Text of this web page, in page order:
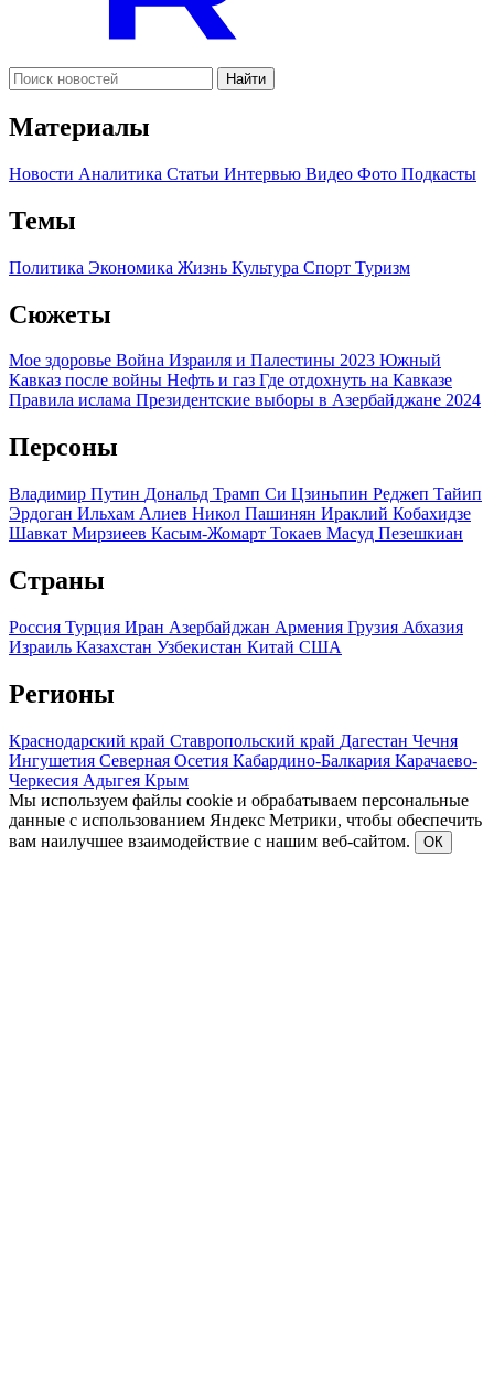
Найти
Материалы
Новости Аналитика Статьи Интервью Видео Фото Подкасты
Темы
Политика Экономика Жизнь Культура Спорт Туризм
Сюжеты
Мое здоровье Война Израиля и Палестины 2023 Южный
Кавказ после войны Нефть и газ Где отдохнуть на Кавказе
Правила ислама Президентские выборы в Азербайджане 2024
Персоны
Владимир Путин Дональд Трамп Си Цзиньпин Реджеп Тайип
Эрдоган Ильхам Алиев Никол Пашинян Ираклий Кобахидзе
Шавкат Мирзиеев Касым-Жомарт Токаев Масуд Пезешкиан
Страны
Россия Турция Иран Азербайджан Армения Грузия Абхазия
Израиль Казахстан Узбекистан Китай США
Регионы
Краснодарский край Ставропольский край Дагестан Чечня
Ингушетия Северная Осетия Кабардино-Балкария Карачаево-
Черкесия Адыгея Крым
Мы используем файлы cookie и обрабатываем персональные
данные с использованием Яндекс Метрики, чтобы обеспечить
вам наилучшее взаимодействие с нашим веб-сайтом.
ОК